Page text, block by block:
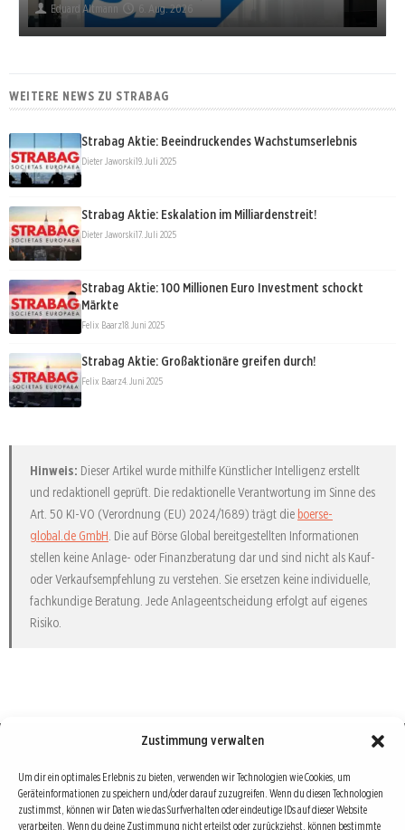
Zustimmung verwalten
Um dir ein optimales Erlebnis zu bieten, verwenden wir Technologien wie Cookies, um
Geräteinformationen zu speichern und/oder darauf zuzugreifen. Wenn du diesen Technologien
zustimmst, können wir Daten wie das Surfverhalten oder eindeutige IDs auf dieser Website
verarbeiten. Wenn du deine Zustimmung nicht erteilst oder zurückziehst, können bestimmte
Eduard Altmann 6. Aug. 2026
WEITERE NEWS ZU STRABAG
Strabag Aktie: Beeindruckendes Wachstumserlebnis
Dieter Jaworski19. Juli 2025
Strabag Aktie: Eskalation im Milliardenstreit!
Dieter Jaworski17. Juli 2025
Strabag Aktie: 100 Millionen Euro Investment schockt
Märkte
Felix Baarz18. Juni 2025
Strabag Aktie: Großaktionäre greifen durch!
Felix Baarz4. Juni 2025
Hinweis: Dieser Artikel wurde mithilfe Künstlicher Intelligenz erstellt
und redaktionell geprüft. Die redaktionelle Verantwortung im Sinne des
Art. 50 KI-VO (Verordnung (EU) 2024/1689) trägt die boerse-
global.de GmbH. Die auf Börse Global bereitgestellten Informationen
stellen keine Anlage- oder Finanzberatung dar und sind nicht als Kauf-
oder Verkaufsempfehlung zu verstehen. Sie ersetzen keine individuelle,
fachkundige Beratung. Jede Anlageentscheidung erfolgt auf eigenes
Risiko.
Börse : lokal, international, global
Erfolgreiche Börsengeschäfte bedingen vor allem drei Dinge: Verlässliche Informationen,
richtige Interpretationen und unabhängige Informationsquellen. Diese drei Bausteine sind